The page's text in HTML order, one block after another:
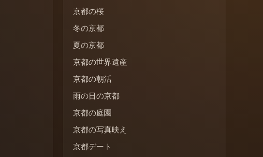
京都の桜
冬の京都
夏の京都
京都の世界遺産
京都の朝活
雨の日の京都
京都の庭園
京都の写真映え
京都デート